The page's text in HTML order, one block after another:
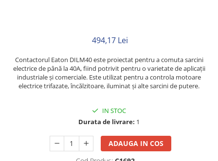
ACCESORII INSTALATII ELECTRICE
Canal cablu PVC
Conectica
494,17 Lei
Contactorul Eaton DILM40 este proiectat pentru a comuta sarcini
electrice de până la 40A, fiind potrivit pentru o varietate de aplicații
industriale și comerciale. Este utilizat pentru a controla motoare
electrice trifazate, încălzitoare, iluminat și alte sarcini de putere.
IN STOC
Durata de livrare: 1
ADAUGA IN COS